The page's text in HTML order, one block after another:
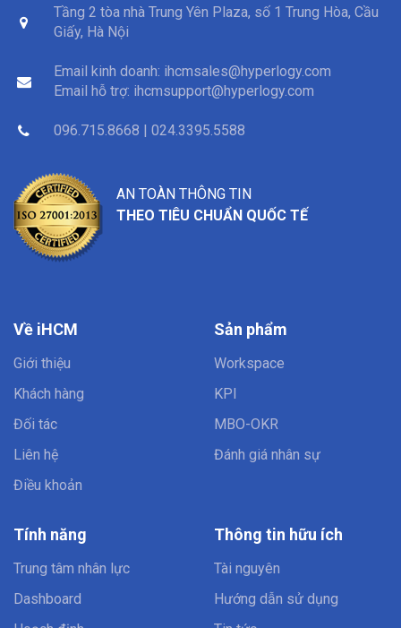
Về iHCM
Giới thiệu
Khách hàng
Đối tác
Liên hệ
Điều khoản
Sản phẩm
Workspace
KPI
MBO-OKR
Đánh giá nhân sự
Tính năng
Trung tâm nhân lực
Dashboard
Thông tin hữu ích
Tài nguyên
Hướng dẫn sử dụng
AN TOÀN THÔNG TIN
THEO TIÊU CHUẨN QUỐC TẾ
Tầng 2 tòa nhà Trung Yên Plaza, số 1 Trung Hòa, Cầu
Giấy, Hà Nội
Email kinh doanh: ihcmsales@hyperlogy.com
Email hỗ trợ: ihcmsupport@hyperlogy.com
096.715.8668 | 024.3395.5588